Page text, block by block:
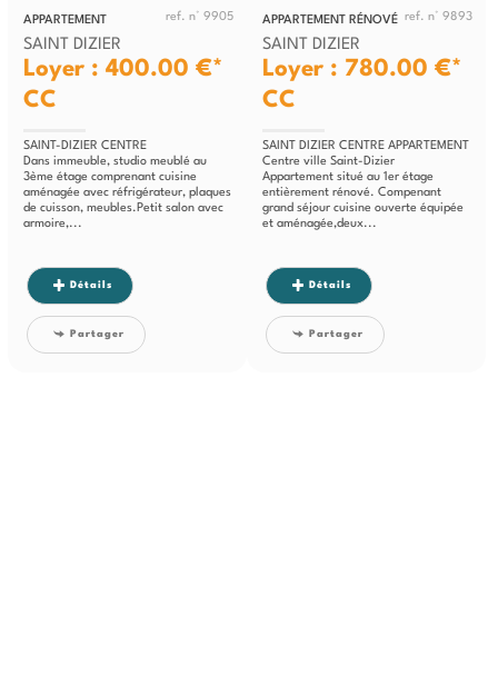
APPARTEMENT ref. n° 9905
SAINT DIZIER
Loyer : 400.00 €*
CC
SAINT-DIZIER CENTRE
Dans immeuble, studio meublé au
3ème étage comprenant cuisine
aménagée avec réfrigérateur, plaques
de cuisson, meubles.Petit salon avec
armoire,...
Détails
Partager
APPARTEMENT RÉNOVÉ ref. n° 9893
SAINT DIZIER
Loyer : 780.00 €*
CC
SAINT DIZIER CENTRE APPARTEMENT
Centre ville Saint-Dizier
Appartement situé au 1er étage
entièrement rénové. Compenant
grand séjour cuisine ouverte équipée
et aménagée,deux...
Détails
Partager